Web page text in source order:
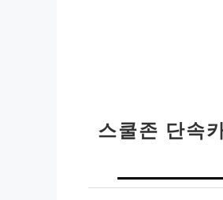
스쿨존 단속